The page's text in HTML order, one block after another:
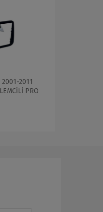
2001-2011
PRO